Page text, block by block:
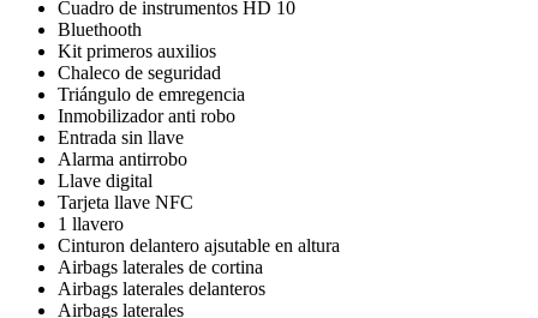
Cuadro de instrumentos HD 10
Bluethooth
Kit primeros auxilios
Chaleco de seguridad
Triángulo de emregencia
Inmobilizador anti robo
Entrada sin llave
Alarma antirrobo
Llave digital
Tarjeta llave NFC
1 llavero
Cinturon delantero ajsutable en altura
Airbags laterales de cortina
Airbags laterales delanteros
Airbags laterales